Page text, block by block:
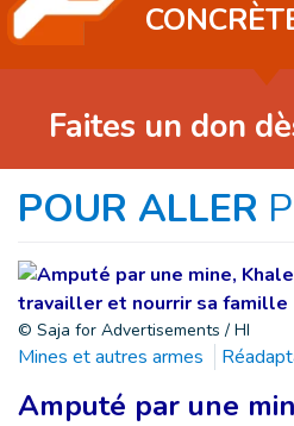
Faites un don
POUR ALLER
© Saja for Advertisements / HI
Mines et autres armes
Amputé par une